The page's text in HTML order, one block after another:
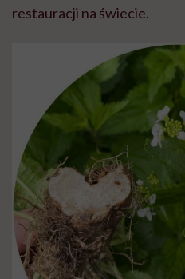
restauracji na świecie.